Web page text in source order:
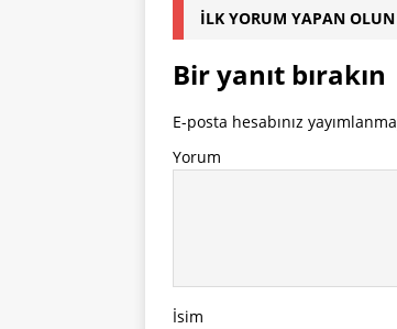
İLK YORUM YAPAN OLUN
Bir yanıt bırakın
E-posta hesabınız
Yorum
İsim